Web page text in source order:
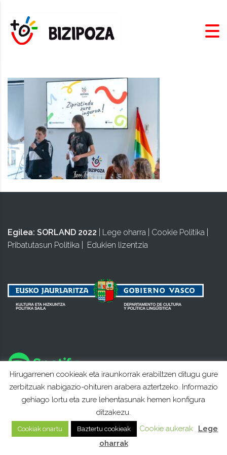
Egilea: SORLAND 2022 Lege oharra Cookie Politika
Pribatutasun Politika
Edukien lizentzia
Hirugarrenen cookieak eta iraunkorrak erabiltzen ditugu gure
zerbitzuak nabigazio-ohituren arabera aztertzeko. Informazio
gehiago lortu eta zure lehentasunak hemen konfigura
ditzakezu.
Cookiak onartu Baztertu cookieak Cookie aukerak
Lege
oharrak